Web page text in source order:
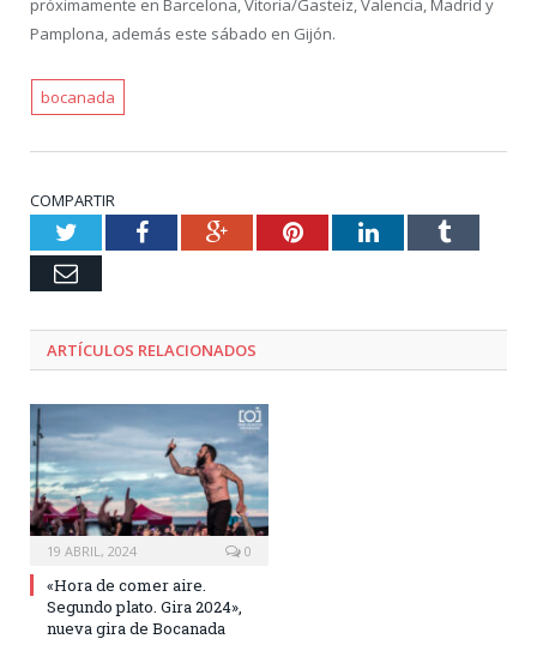
Pamplona, además este sábado en Gijón.
bocanada
COMPARTIR
TwitterFacebookGoogle+PinterestLinkedInTumblr
Email
ARTÍCULOS RELACIONADOS
19 ABRIL, 2024 0
«Hora de comer aire.
Segundo plato. Gira 2024»,
nueva gira de Bocanada